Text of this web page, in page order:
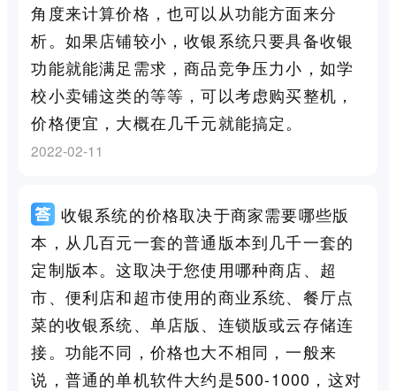
角度来计算价格，也可以从功能方面来分
析。如果店铺较小，收银系统只要具备收银
功能就能满足需求，商品竞争压力小，如学
校小卖铺这类的等等，可以考虑购买整机，
价格便宜，大概在几千元就能搞定。
2022-02-11
收银系统的价格取决于商家需要哪些版
本，从几百元一套的普通版本到几千一套的
定制版本。这取决于您使用哪种商店、超
市、便利店和超市使用的商业系统、餐厅点
菜的收银系统、单店版、连锁版或云存储连
接。功能不同，价格也大不相同，一般来
说，普通的单机软件大约是500-1000，这对